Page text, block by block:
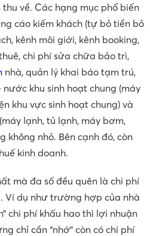
về. Các hạng mục phổ biến
cáo kiếm khách (tự bỏ tiền bỏ
kênh môi giới, kênh booking,
chi phí sửa chữa bảo trì,
nhà, quản lý khai báo tạm trú,
khu sinh hoạt chung (máy
khu vực sinh hoạt chung) và
lạnh, tủ lạnh, máy bơm,
không nhỏ. Bên cạnh đó, còn
kinh doanh.
mà đa số đều quên là chi phí
Ví dụ như trường hợp của nhà
chi phí khấu hao thì lợi nhuận
chỉ cần “nhớ” còn có chi phí